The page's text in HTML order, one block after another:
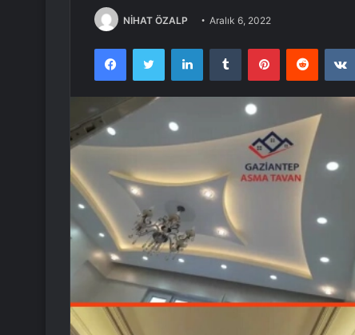
NİHAT ÖZALP Aralık 6, 2022
FacebookTwitter LinkedInTumblr PinterestReddit